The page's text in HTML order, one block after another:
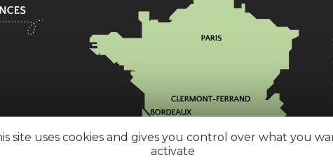
site uses cookies and gives you control over what you
activate